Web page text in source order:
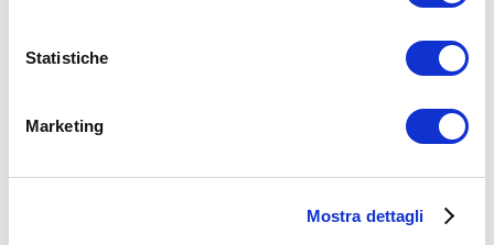
Statistiche
Marketing
Mostra dettagli